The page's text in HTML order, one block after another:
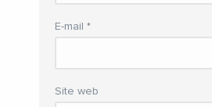
E-mail *
Site web